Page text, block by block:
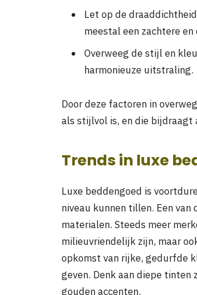
Let op de
meestal een zachtere
Overweeg de stijl en
harmonieuze uitstraling.
Door deze factoren in
als stijlvol is, en die bijdraagt
Trends in luxe
Luxe beddengoed is
niveau kunnen tillen. Een
materialen. Steeds meer
milieuvriendelijk zijn, maar
opkomst van rijke, gedurfde
geven. Denk aan diepe
gouden accenten.